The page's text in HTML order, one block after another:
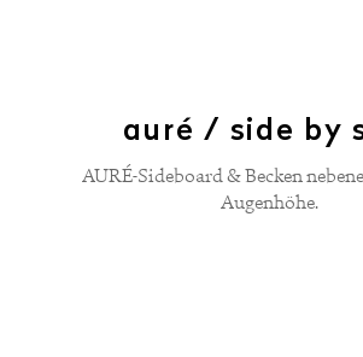
auré / side by
AURÉ-Sideboard & Becken
Augenhöhe.